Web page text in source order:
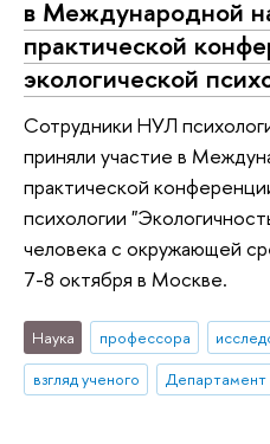
в Международной
практической
экологической
Сотрудники НУЛ
приняли участие в
практической
психологии
человека с окружающей
7-8 октября в Москве.
Наука профессора
взгляд ученого
Департамент